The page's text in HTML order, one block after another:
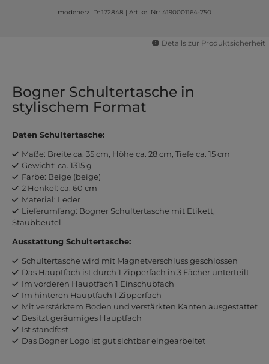
modeherz ID: 172848 | Artikel Nr.: 4190001164-750
Details zur Produktsicherheit
Bogner Schultertasche in
stylischem Format
Daten Schultertasche:
Maße: Breite ca. 35 cm, Höhe ca. 28 cm, Tiefe ca. 15 cm
Gewicht: ca. 1315 g
Farbe: Beige (beige)
2 Henkel: ca. 60 cm
Material: Leder
Lieferumfang: Bogner Schultertasche mit Etikett,
Staubbeutel
Ausstattung Schultertasche:
Schultertasche wird mit Magnetverschluss geschlossen
Das Hauptfach ist durch 1 Zipperfach in 3 Fächer unterteilt
Im vorderen Hauptfach 1 Einschubfach
Im hinteren Hauptfach 1 Zipperfach
Mit verstärktem Boden und verstärkten Kanten ausgestattet
Besitzt geräumiges Hauptfach
Ist standfest
Das Bogner Logo ist gut sichtbar eingearbeitet